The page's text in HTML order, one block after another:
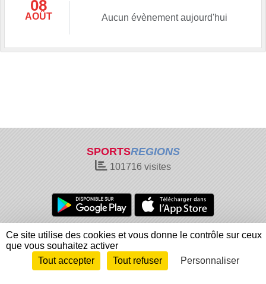
08
AOÛT Aucun évènement aujourd'hui
SPORTSREGIONS
101716 visites
Charte cookies
Gestion des cookies
Informations légales
Signaler un contenu inapproprié
Envie de participer ?
Connexion
Ce site utilise des cookies et vous donne le contrôle sur ceux
que vous souhaitez activer
Tout accepter
Tout refuser Personnaliser